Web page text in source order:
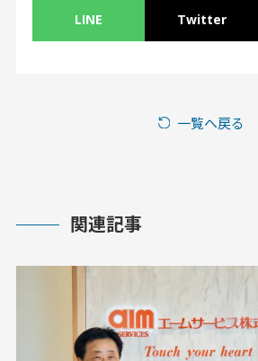
LINE Twitter
一覧へ戻る
関連記事